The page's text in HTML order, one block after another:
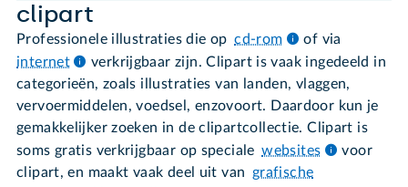
clipart
Professionele illustraties die op cd-rom
of via
internet
verkrijgbaar zijn. Clipart is vaak ingedeeld in
categorieën, zoals illustraties van landen, vlaggen,
vervoermiddelen, voedsel, enzovoort. Daardoor kun je
gemakkelijker zoeken in de clip­artcollectie. Clipart is
soms gratis verkrijgbaar op speciale websites
voor
clipart, en maakt vaak deel uit van
grafische